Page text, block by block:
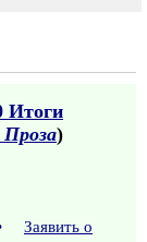
Итоги
)
Заявить о